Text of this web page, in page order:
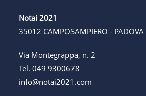
Notai 2021
35012 CAMPOSAMPIERO - PADOVA
Via Montegrappa, n. 2
Tel.049 9300678
info@notai2021.com